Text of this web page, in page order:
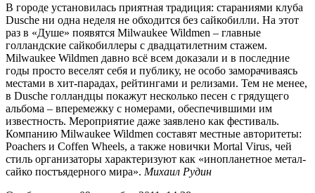
В городе установилась приятная традиция: стараниями клуба
Dusche ни одна неделя не обходится без сайкобилли. На этот
раз в «Душе» появятся Milwaukee Wildmen – главные
голландские сайкобиллеры с двадцатилетним стажем.
Milwaukee Wildmen давно всё всем доказали и в последние
годы просто веселят себя и публику, не особо заморачиваясь
местами в хит-парадах, рейтингами и релизами. Тем не менее,
в Dusche голландцы покажут несколько песен с грядущего
альбома – вперемежку с номерами, обеспечившими им
известность. Мероприятие даже заявлено как фестиваль.
Компанию Milwaukee Wildmen составят местные авторитеты:
Poachers и Coffen Wheels, а также новички Mortal Virus, чей
стиль организаторы характеризуют как «инопланетное метал-
сайко постъядерного мира». Михаил Рудин